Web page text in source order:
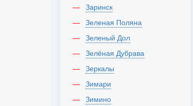
Заринск
Зеленая Поляна
Зеленый Дол
Зелёная Дубрава
Зеркалы
Зимари
Зимино